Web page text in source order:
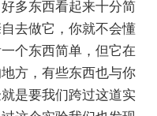
多东西看起来十分简
去做它，你就不会懂
个东西简单，但它在
方，有些东西也与你
是要我们跨过这道实